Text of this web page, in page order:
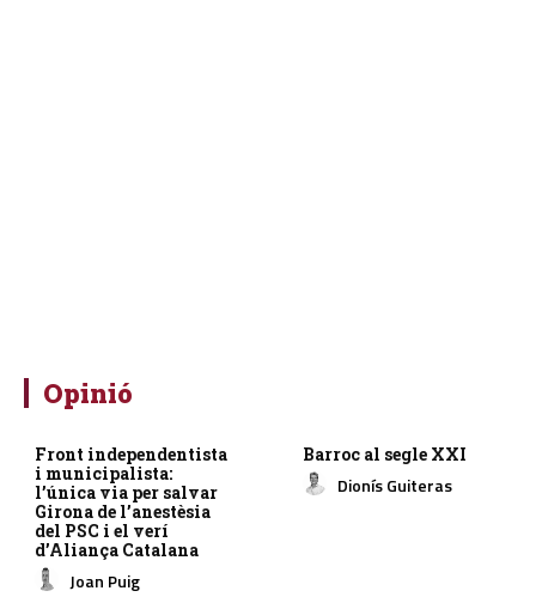
Opinió
Front independentista
i municipalista:
l’única via per salvar
Girona de l’anestèsia
del PSC i el verí
d’Aliança Catalana
Joan Puig
Barroc al segle XXI
Dionís Guiteras